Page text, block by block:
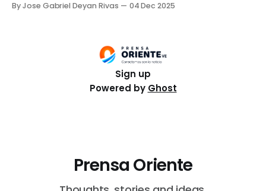
la novena entrada del juego 7 de la Serie Mundial,
By Jose Gabriel Deyan Rivas 04 Dec 2025
Sign up
Powered by Ghost
Prensa Oriente